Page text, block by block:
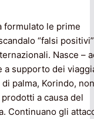
formulato le prime
“falsi
Nasce –
a supporto dei
palma, Korindo,
a causa del
Continuano gli